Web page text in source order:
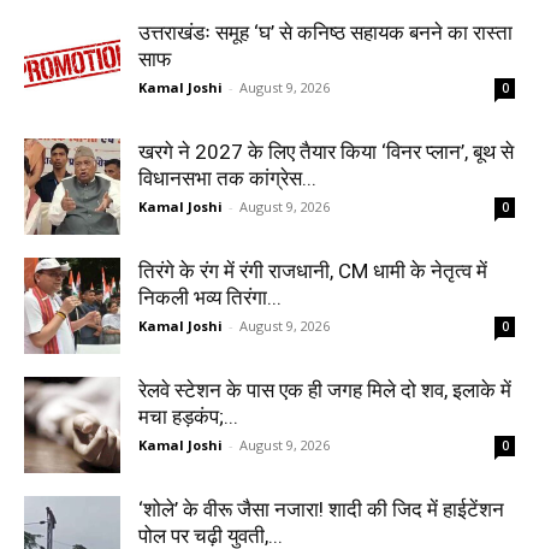
उत्तराखंडः समूह ‘घ’ से कनिष्ठ सहायक बनने का रास्ता
साफ
Kamal Joshi - August 9, 2026 0
खरगे ने 2027 के लिए तैयार किया ‘विनर प्लान’, बूथ से
विधानसभा तक कांग्रेस...
Kamal Joshi - August 9, 2026 0
तिरंगे के रंग में रंगी राजधानी, CM धामी के नेतृत्व में
निकली भव्य तिरंगा...
Kamal Joshi - August 9, 2026 0
रेलवे स्टेशन के पास एक ही जगह मिले दो शव, इलाके में
मचा हड़कंप;...
Kamal Joshi - August 9, 2026 0
‘शोले’ के वीरू जैसा नजारा! शादी की जिद में हाईटेंशन
पोल पर चढ़ी युवती,...